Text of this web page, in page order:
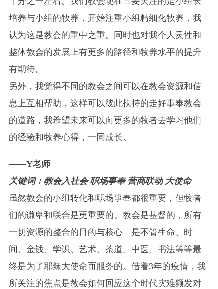
培养与小组的牧养，开始注重小组精细化牧养，我
认为这是教会的重中之重。同时也对我个人灵性和
整体教会的发展上有更多的路径和牧养水平的提升
有期待。
另外，我觉得不同的教会之间可以在教会资源和信
息上互相帮助，这样可以彼此扶持的走好事奉教会
的道路，我希望未来可以向更多的牧者去学习他们
的经验和牧养心得，一同成长。
——Y老师
关键词：教会入社会 职场事奉 营商联动 大使命
虽然教会的小组转化和职场事奉都很重要，但牧者
们的谦卑和联合是更重要的。教会是基督的，所有
一切资源的整合的目的与核心，是不管生命、时
间、金钱、学识、艺术、茶道、中医、书法等等最
终是为了耶稣大使命而服务的。借着3年的疫情，我
所关注的焦点是教会如何回应这个时代灾难频发对